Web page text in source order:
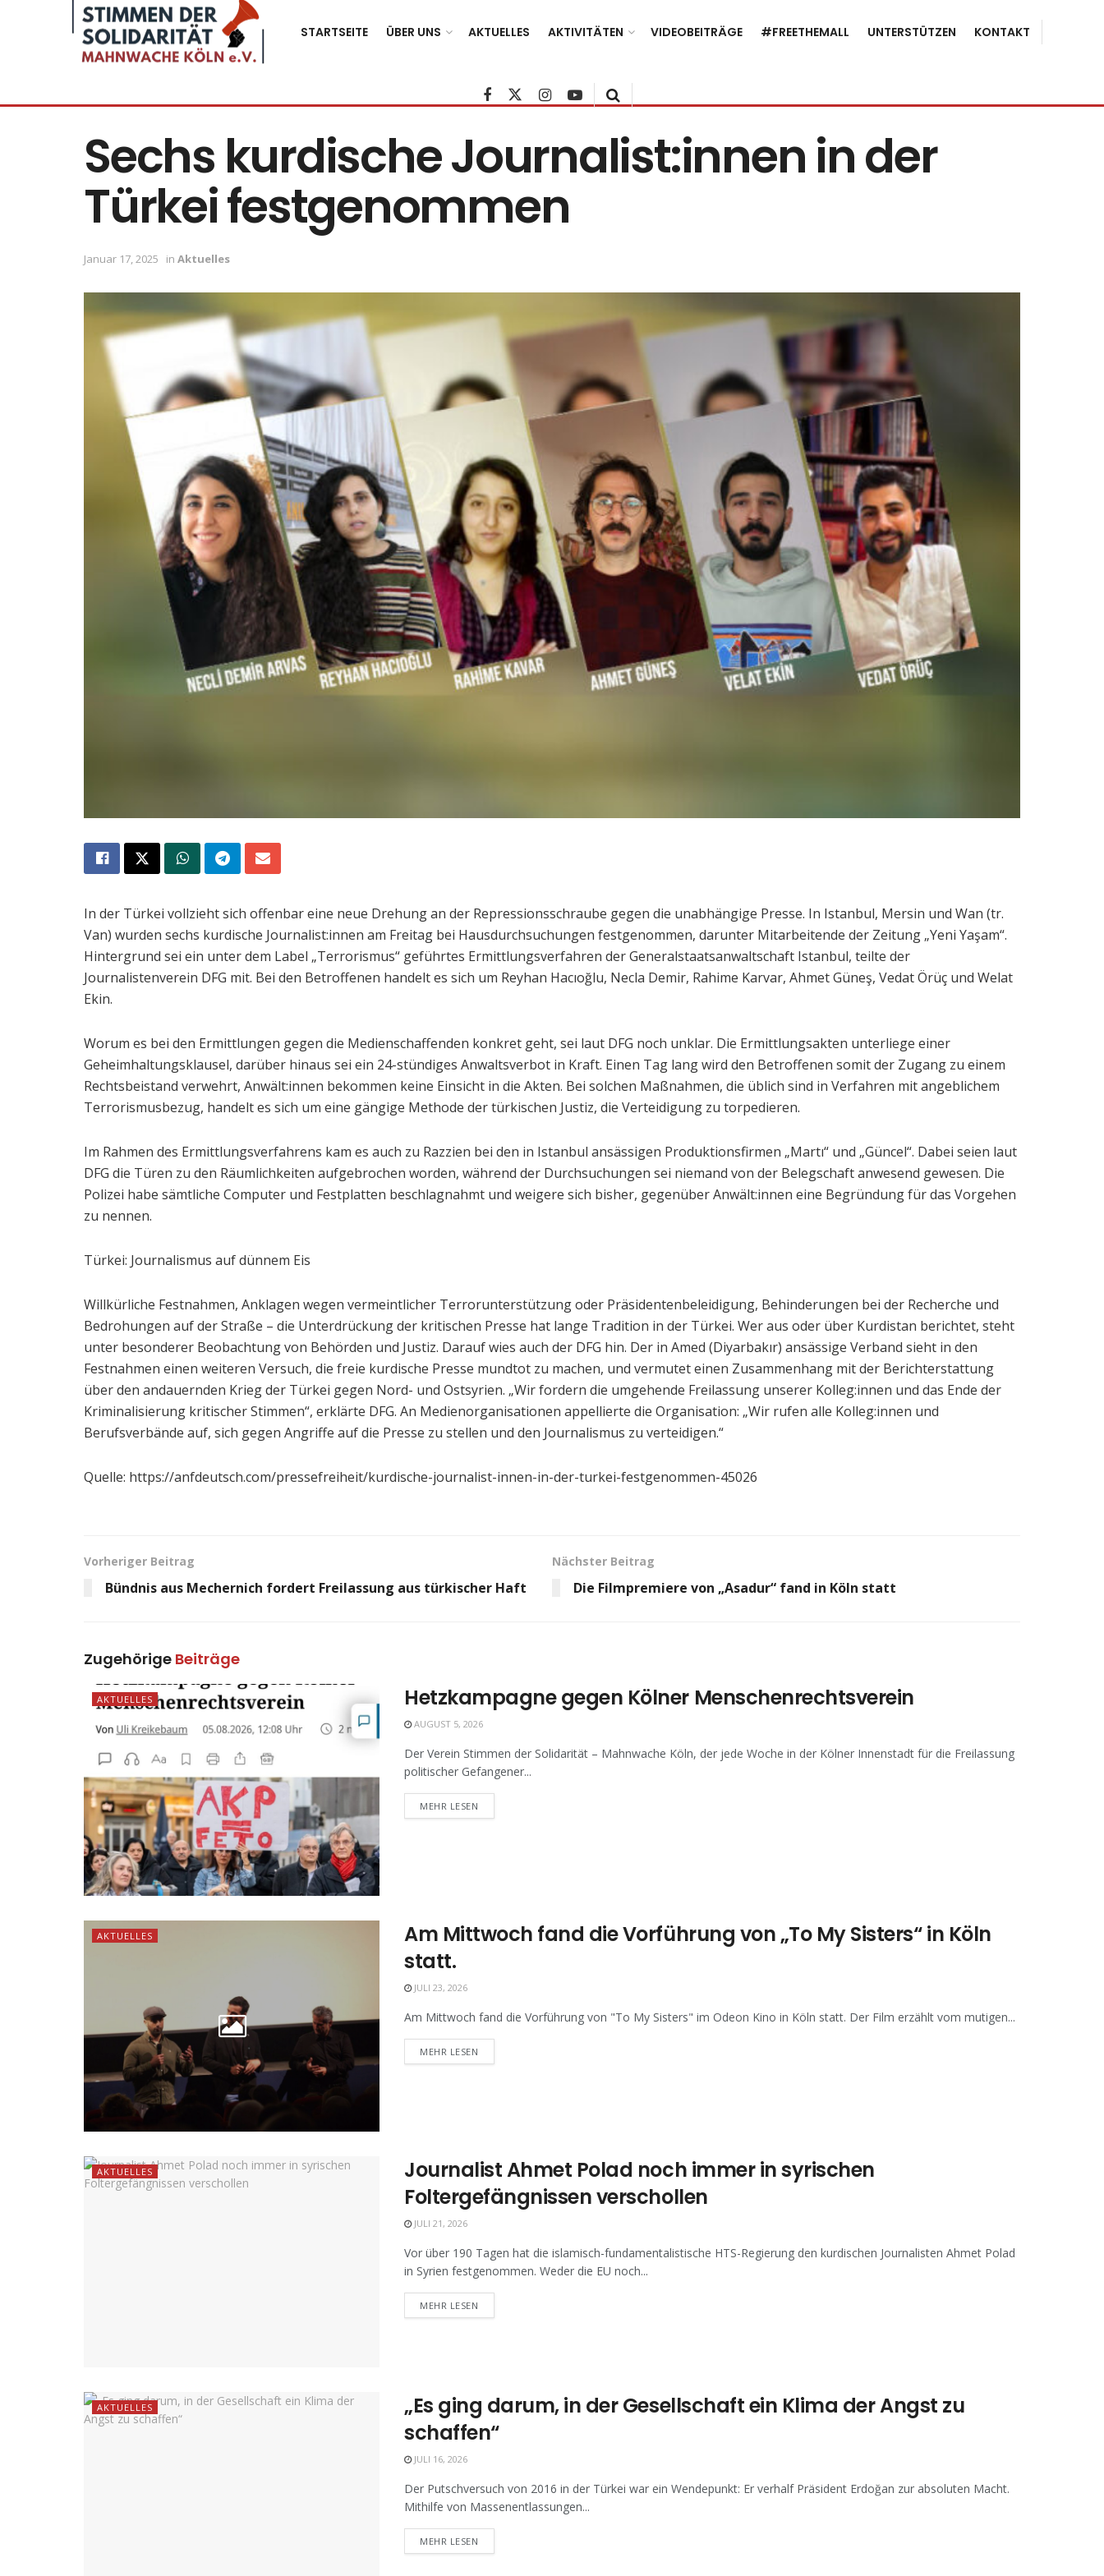
STARTSEITE ÜBER UNS AKTUELLES AKTIVITÄTEN VIDEOBEITRÄGE #FREETHEMALL UNTERSTÜTZEN KONTAKT
Sechs kurdische Journalist:innen in der
Türkei festgenommen
Januar 17, 2025 in Aktuelles
In der Türkei vollzieht sich offenbar eine neue Drehung an der Repressionsschraube gegen die unabhängige Presse. In Istanbul, Mersin und Wan (tr.
Van) wurden sechs kurdische Journalist:innen am Freitag bei Hausdurchsuchungen festgenommen, darunter Mitarbeitende der Zeitung „Yeni Yaşam“.
Hintergrund sei ein unter dem Label „Terrorismus“ geführtes Ermittlungsverfahren der Generalstaatsanwaltschaft Istanbul, teilte der
Journalistenverein DFG mit. Bei den Betroffenen handelt es sich um Reyhan Hacıoğlu, Necla Demir, Rahime Karvar, Ahmet Güneş, Vedat Örüç und Welat
Ekin.
Worum es bei den Ermittlungen gegen die Medienschaffenden konkret geht, sei laut DFG noch unklar. Die Ermittlungsakten unterliege einer
Geheimhaltungsklausel, darüber hinaus sei ein 24-stündiges Anwaltsverbot in Kraft. Einen Tag lang wird den Betroffenen somit der Zugang zu einem
Rechtsbeistand verwehrt, Anwält:innen bekommen keine Einsicht in die Akten. Bei solchen Maßnahmen, die üblich sind in Verfahren mit angeblichem
Terrorismusbezug, handelt es sich um eine gängige Methode der türkischen Justiz, die Verteidigung zu torpedieren.
Im Rahmen des Ermittlungsverfahrens kam es auch zu Razzien bei den in Istanbul ansässigen Produktionsfirmen „Martı“ und „Güncel“. Dabei seien laut
DFG die Türen zu den Räumlichkeiten aufgebrochen worden, während der Durchsuchungen sei niemand von der Belegschaft anwesend gewesen. Die
Polizei habe sämtliche Computer und Festplatten beschlagnahmt und weigere sich bisher, gegenüber Anwält:innen eine Begründung für das Vorgehen
zu nennen.
Türkei: Journalismus auf dünnem Eis
Willkürliche Festnahmen, Anklagen wegen vermeintlicher Terrorunterstützung oder Präsidentenbeleidigung, Behinderungen bei der Recherche und
Bedrohungen auf der Straße – die Unterdrückung der kritischen Presse hat lange Tradition in der Türkei. Wer aus oder über Kurdistan berichtet, steht
unter besonderer Beobachtung von Behörden und Justiz. Darauf wies auch der DFG hin. Der in Amed (Diyarbakır) ansässige Verband sieht in den
Festnahmen einen weiteren Versuch, die freie kurdische Presse mundtot zu machen, und vermutet einen Zusammenhang mit der Berichterstattung
über den andauernden Krieg der Türkei gegen Nord- und Ostsyrien. „Wir fordern die umgehende Freilassung unserer Kolleg:innen und das Ende der
Kriminalisierung kritischer Stimmen“, erklärte DFG. An Medienorganisationen appellierte die Organisation: „Wir rufen alle Kolleg:innen und
Berufsverbände auf, sich gegen Angriffe auf die Presse zu stellen und den Journalismus zu verteidigen.“
Quelle: https://anfdeutsch.com/pressefreiheit/kurdische-journalist-innen-in-der-turkei-festgenommen-45026
Vorheriger Beitrag
Bündnis aus Mechernich fordert Freilassung aus türkischer Haft
Nächster Beitrag
Die Filmpremiere von „Asadur“ fand in Köln statt
Zugehörige Beiträge
AKTUELLES Hetzkampagne gegen Kölner Menschenrechtsverein
AUGUST 5, 2026
Der Verein Stimmen der Solidarität – Mahnwache Köln, der jede Woche in der Kölner Innenstadt für die Freilassung
politischer Gefangener...
MEHR LESEN
AKTUELLES
Am Mittwoch fand die Vorführung von „To My Sisters“ in Köln
statt.
JULI 23, 2026
Am Mittwoch fand die Vorführung von "To My Sisters" im Odeon Kino in Köln statt. Der Film erzählt vom mutigen...
MEHR LESEN
AKTUELLES
Journalist Ahmet Polad noch immer in syrischen
Foltergefängnissen verschollen
JULI 21, 2026
Vor über 190 Tagen hat die islamisch-fundamentalistische HTS-Regierung den kurdischen Journalisten Ahmet Polad
in Syrien festgenommen. Weder die EU noch...
MEHR LESEN
AKTUELLES
„Es ging darum, in der Gesellschaft ein Klima der Angst zu
schaffen“
JULI 16, 2026
Der Putschversuch von 2016 in der Türkei war ein Wendepunkt: Er verhalf Präsident Erdoğan zur absoluten Macht.
Mithilfe von Massenentlassungen...
MEHR LESEN